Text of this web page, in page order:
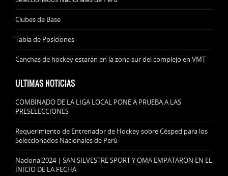
Clubes de Base
Tabla de Posiciones
Canchas de hockey estarán en la zona sur del complejo en VMT
ULTIMAS NOTICIAS
COMBINADO DE LA LIGA LOCAL PONE A PRUEBA A LAS
PRESELECCIONES
Requerimiento de Entrenador de Hockey sobre Césped para los
Seleccionados Nacionales de Perú
Nacional2024 | SAN SILVESTRE SPORT Y OMA EMPATARON EN EL
INICIO DE LA FECHA